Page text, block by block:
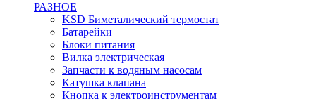
РАЗНОЕ
KSD Биметалический термостат
Батарейки
Блоки питания
Вилка электрическая
Запчасти к водяным насосам
Катушка клапана
Кнопка к электроинструментам